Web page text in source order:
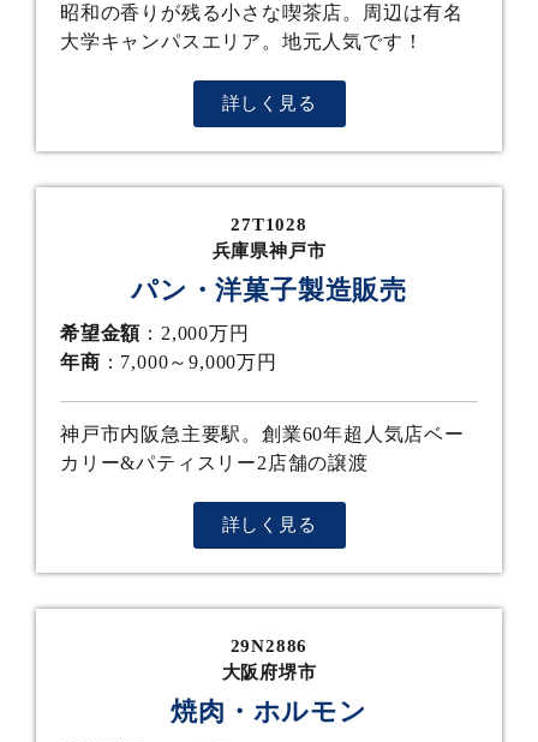
昭和の香りが残る小さな喫茶店。周辺は有名
大学キャンパスエリア。地元人気です！
詳しく見る
27T1028
兵庫県神戸市
パン・洋菓子製造販売
希望金額 ：2,000万円
年商 ：7,000～9,000万円
神戸市内阪急主要駅。創業60年超人気店ベー
カリー&パティスリー2店舗の譲渡
詳しく見る
29N2886
大阪府堺市
焼肉・ホルモン